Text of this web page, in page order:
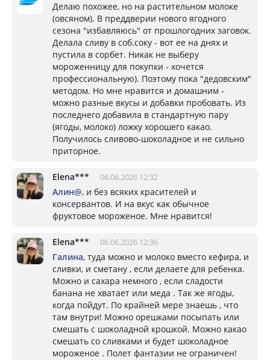
Делаю похожее, но на растительном молоке
(овсяном). В преддверии нового ягодного
сезона "избавляюсь" от прошлогодних заговок.
Делала сливу в соб.соку - вот ее на днях и
пустила в сорбет. Никак не выберу
мороженницу для покупки - хочется
профессиональную). Поэтому пока "дедовским"
методом. Но мне нравится и домашним -
можно разные вкусы и добавки пробовать. Из
последнего добавила в стандартную пару
(ягоды, молоко) ложку хорошего какао.
Получилось сливово-шоколадное и не сильно
приторное.
Elena*** 06.06.2026 12:32
Алин@, и без всяких красителей и
консервантов. И на вкус как обычное
фруктовое мороженое. Мне нравится!
Elena*** 06.06.2026 12:36
Галина, туда можно и молоко вместо кефира, и
сливки, и сметану , если делаете для ребенка.
Можно и сахара немного , если сладости
банана не хватает или меда . Так же ягоды,
когда пойдут. По крайней мере знаешь , что
там внутри! Можно орешками посыпать или
смешать с шоколадной крошкой. Можно какао
смешать со сливками и будет шоколадное
мороженое . Полет фантазии не ограничен!